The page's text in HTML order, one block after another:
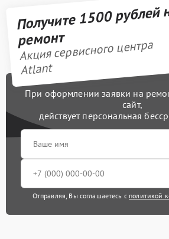
Получите 1500 рублей
ремонт
Акция сервисного центра
Atlant
При оформлении заявки на
сайт,
действует персональная
Отправляя, Вы соглашаетесь с политикой